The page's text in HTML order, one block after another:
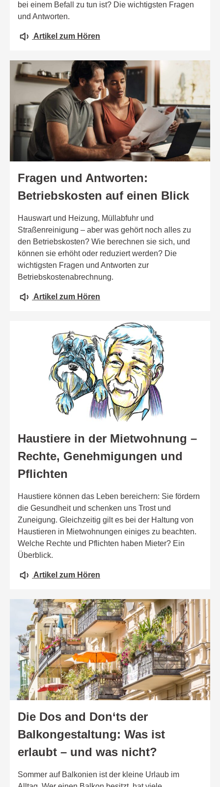
bei einem Befall zu tun ist? Die wichtigsten Fragen
und Antworten.
Artikel zum Hören
Fragen und Antworten:
Betriebskosten auf einen Blick
Hauswart und Heizung, Müllabfuhr und
Straßenreinigung – aber was gehört noch alles zu
den Betriebskosten? Wie berechnen sie sich, und
können sie erhöht oder reduziert werden? Die
wichtigsten Fragen und Antworten zur
Betriebskostenabrechnung.
Artikel zum Hören
Haustiere in der Mietwohnung –
Rechte, Genehmigungen und
Pflichten
Haustiere können das Leben bereichern: Sie fördern
die Gesundheit und schenken uns Trost und
Zuneigung. Gleichzeitig gilt es bei der Haltung von
Haustieren in Mietwohnungen einiges zu beachten.
Welche Rechte und Pflichten haben Mieter? Ein
Überblick.
Artikel zum Hören
Die Dos and Don‘ts der
Balkongestaltung: Was ist
erlaubt – und was nicht?
Sommer auf Balkonien ist der kleine Urlaub im